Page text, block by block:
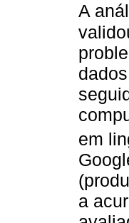
A
em
a